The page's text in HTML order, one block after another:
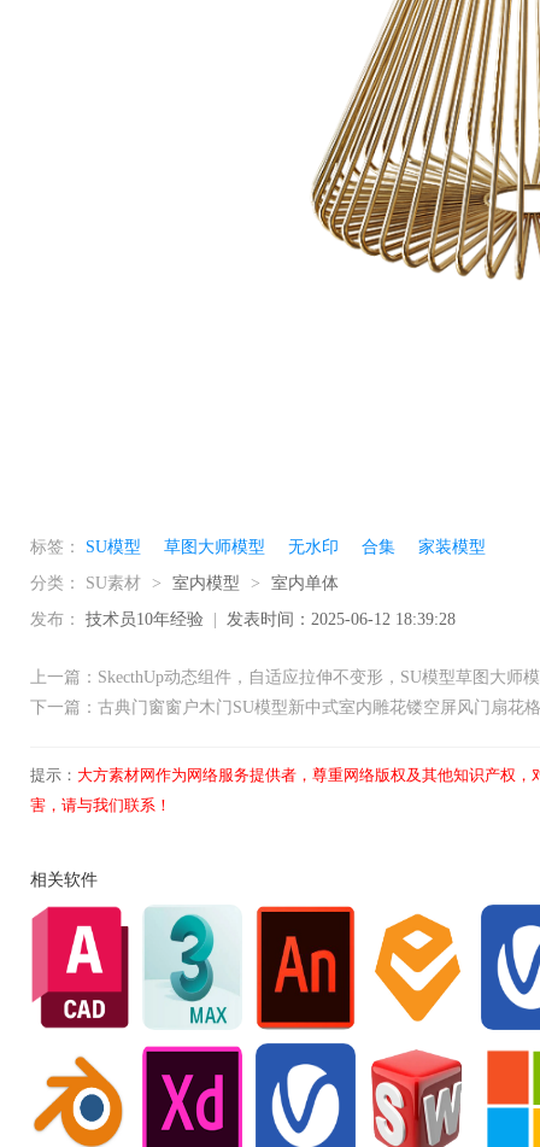
标签： SU模型 草图大师模型 无水印 合集
家装模型
分类： SU素材 > 室内模型 >
室内单体
发布： 技术员10年经验 发表时间：2025-06-12 18:39:28
上一篇：SkecthUp动态组件，自适应拉伸不变形，SU模型草图大师
下一篇：古典门窗窗户木门SU模型新中式室内雕花镂空屏风门扇花
提示： 大方素材网作为网络服务提供者，尊重网络版权及其他知识产权
害，请与我们联系！
相关软件